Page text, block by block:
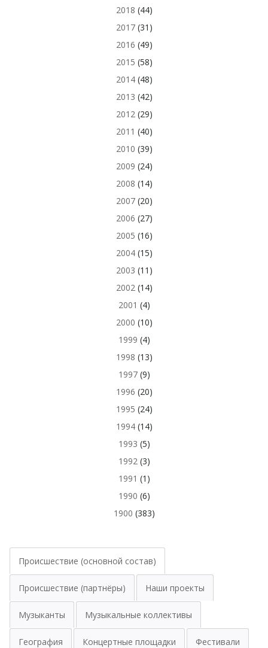
2018 (44)
2017(31)
2016 (49)
2015 (58)
2014(48)
2013 (42)
2012(29)
2011 (40)
2010 (39)
2009 (24)
2008 (14)
2007(20)
2006 (27)
2005 (16)
2004(15)
2003 (11)
2002(14)
2001 (4)
2000 (10)
1999 (4)
1998 (13)
1997(9)
1996 (20)
1995 (24)
1994(14)
1993 (5)
1992(3)
1991 (1)
1990 (6)
1900 (383)
Происшествие (основной состав)
Происшествие (партнёры) Наши проекты
Музыканты Музыкальные коллективы
География Концертные площадки Фестивали